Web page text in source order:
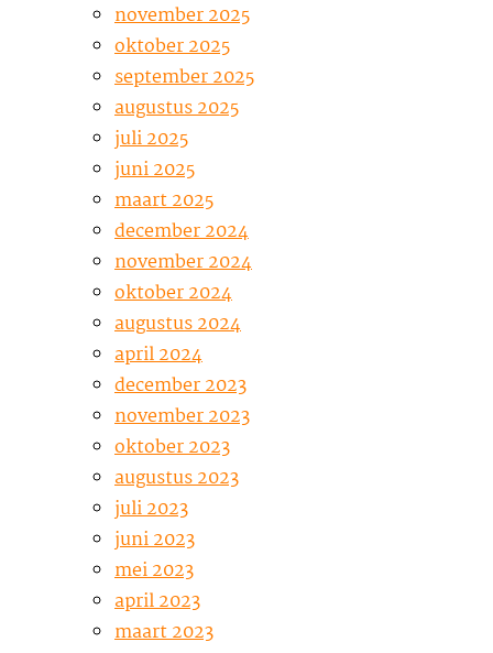
november 2025
oktober 2025
september 2025
augustus 2025
juli 2025
juni 2025
maart 2025
december 2024
november 2024
oktober 2024
augustus 2024
april 2024
december 2023
november 2023
oktober 2023
augustus 2023
juli 2023
juni 2023
mei 2023
april 2023
maart 2023